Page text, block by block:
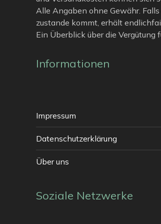
Alle Angaben ohne Gewähr.
zustande kommt, erhält
Ein Überblick über die Vergütung
Informationen
Impressum
Datenschutzerklärung
Über uns
Soziale Netzwerke